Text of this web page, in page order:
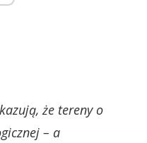
że tereny o
– a